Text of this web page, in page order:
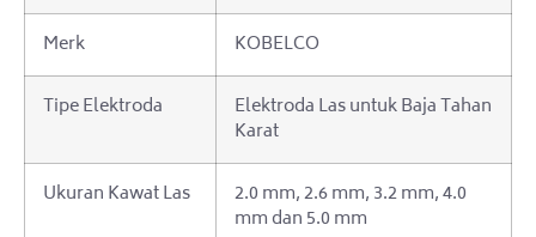
Merk KOBELCO
Tipe Elektroda
Elektroda Las untuk Baja Tahan
Karat
Ukuran Kawat Las
2.0 mm, 2.6 mm, 3.2 mm, 4.0
mm dan 5.0 mm